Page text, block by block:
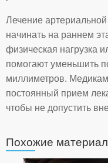
Лечение
начинать на раннем
физическая нагрузка
помогают уменьшить
миллиметров.
постоянный прием
чтобы не допустить
Похожие